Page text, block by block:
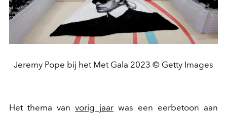
Jeremy Pope bij het Met Gala 2023 © Getty Images
Het thema van vorig jaar was een eerbetoon aan